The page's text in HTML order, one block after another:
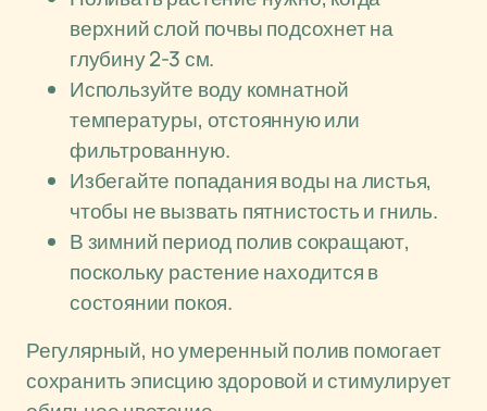
верхний слой почвы подсохнет на
глубину 2-3 см.
Используйте воду комнатной
температуры, отстоянную или
фильтрованную.
Избегайте попадания воды на листья,
чтобы не вызвать пятнистость и гниль.
В зимний период полив сокращают,
поскольку растение находится в
состоянии покоя.
Регулярный, но умеренный полив помогает
сохранить эписцию здоровой и стимулирует